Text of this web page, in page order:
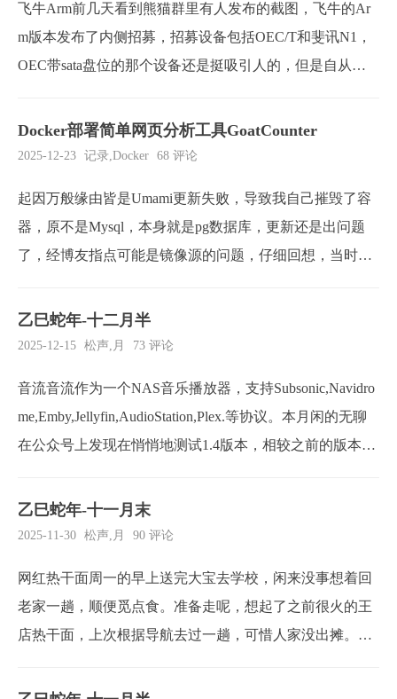
飞牛Arm前几天看到熊猫群里有人发布的截图，飞牛的Ar
m版本发布了内侧招募，招募设备包括OEC/T和斐讯N1，
OEC带sata盘位的那个设备还是挺吸引人的，但是自从放
买过一个斐讯N1，还让人扩容到了128G，原本准备当做家
庭服务器的，但是没有我认为合适的固件，飞牛能适配，
Docker部署简单网页分析工具GoatCounter
2025-12-23 记录,Docker 68 评论
起因万般缘由皆是Umami更新失败，导致我自己摧毁了容
器，原不是Mysql，本身就是pg数据库，更新还是出问题
了，经博友指点可能是镜像源的问题，仔细回想，当时从
候似乎还发现了Mysql的字符，真是粗心大意。当然也要吐
槽一下Umami，这软件更新也是真有意思，最起码看到5篇
乙巳蛇年-十二月半
2025-12-15 松声, 月 73 评论
音流音流作为一个NAS音乐播放器，支持Subsonic,Navidro
me,Emby,Jellyfin,AudioStation,Plex.等协议。本月闲的无聊
在公众号上发现在悄悄地测试1.4版本，相较之前的版本，
中，并没有完全开放，但是界面几乎焕然一新。期待新版
本越来越好吧！NAS月初NAS同步数据到别...
乙巳蛇年-十一月末
2025-11-30 松声, 月 90 评论
网红热干面周一的早上送完大宝去学校，闲来没事想着回
老家一趟，顺便觅点食。准备走呢，想起了之前很火的王
店热干面，上次根据导航去过一趟，可惜人家没出摊。这
筋才更好吃，还可以加香肠鸡蛋之类，然后碳火快炒，一